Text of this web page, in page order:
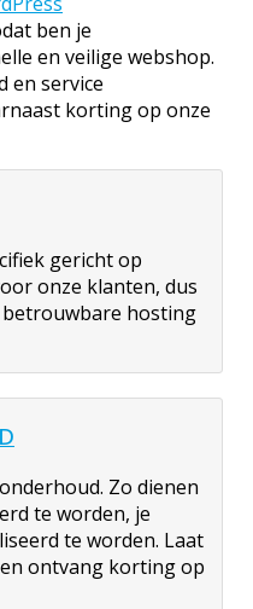
ben je
en veilige webshop.
en service
korting op onze
gericht op
onze klanten, dus
hosting
Zo dienen
te worden, je
te worden. Laat
ontvang korting op